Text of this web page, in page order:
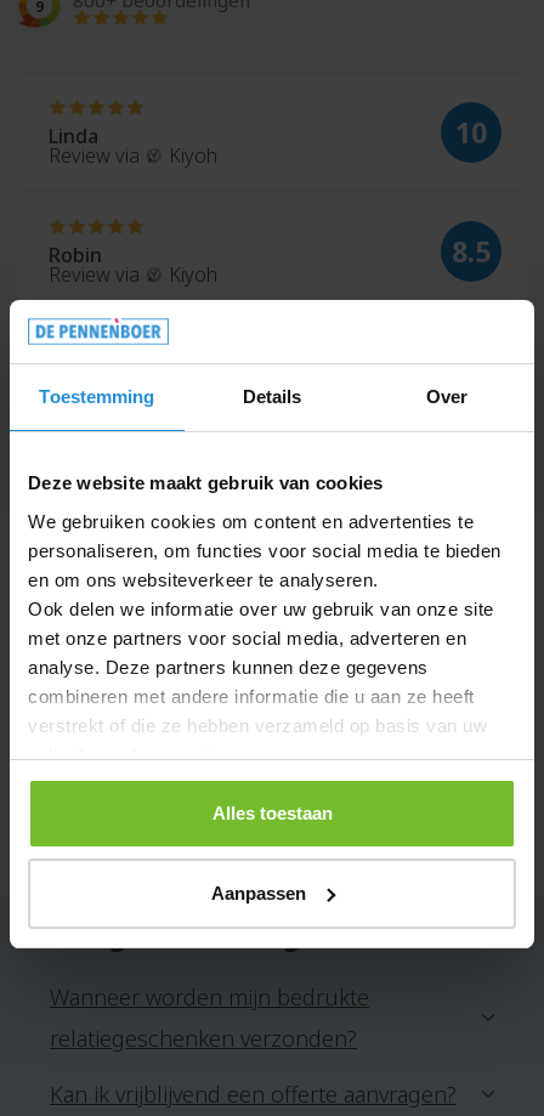
Toestemming Details Over
Deze website maakt gebruik van cookies
We gebruiken cookies om content en advertenties te
personaliseren, om functies voor social media te bieden
en om ons websiteverkeer te analyseren.
Ook delen we informatie over uw gebruik van onze site
met onze partners voor social media, adverteren en
analyse. Deze partners kunnen deze gegevens
combineren met andere informatie die u aan ze heeft
verstrekt of die ze hebben verzameld op basis van uw
gebruik van hun services.
Alles toestaan
Aanpassen
9
Linda
Review via Kiyoh
10
Robin
Review via Kiyoh
8.5
Review via
10
Alle informatie
Over dit artikel
Een draadloze Bluetooth oortelefoongadget
handsfree belfunctie, geleverd in een kunststof
oplaaddoosje met solarlader. Inclusief USB-
oplaadkabel.
Specificaties
Artikelnummer A81-AP722045-PC
Veelgestelde vragen
Wanneer worden mijn bedrukte
relatiegeschenken verzonden?
Kan ik vrijblijvend een offerte aanvragen?